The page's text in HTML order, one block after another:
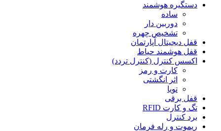
دستگیره هوشمند
ساده
دوربین دار
تشخیص چهره
قفل دیجیتال آپارتمان
قفل هوشمند حیاط
اکسس کنترل (کنترل تردد)
کارت و رمز
اثر انگشتی
تویا
قفل برقی
تگ و کارت RFID
برد کنترل
ریموت و رله فرمان